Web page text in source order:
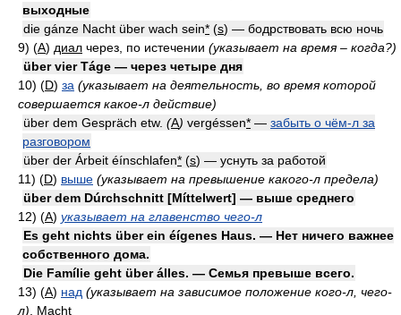
выходные
die gánze Nacht über wach sein* (s) — бодрствовать всю ночь
9) (A) диал через, по истечении (указывает на время – когда?)
über vier Táge — через четыре дня
10) (D) за (указывает на деятельность, во время которой
совершается какое-л действие)
über dem Gespräch etw. (A) vergéssen* — забыть о чём-л за
разговором
über der Árbeit éínschlafen* (s) — уснуть за работой
11) (D) выше (указывает на превышение какого-л предела)
über dem Dúrchschnitt [Míttelwert] — выше среднего
12) (A) указывает на главенство чего-л
Es geht nichts über ein éígenes Haus. — Нет ничего важнее
собственного дома.
Die Famílie geht über álles. — Семья превыше всего.
13) (A) над (указывает на зависимое положение кого-л, чего-
л) , Macht